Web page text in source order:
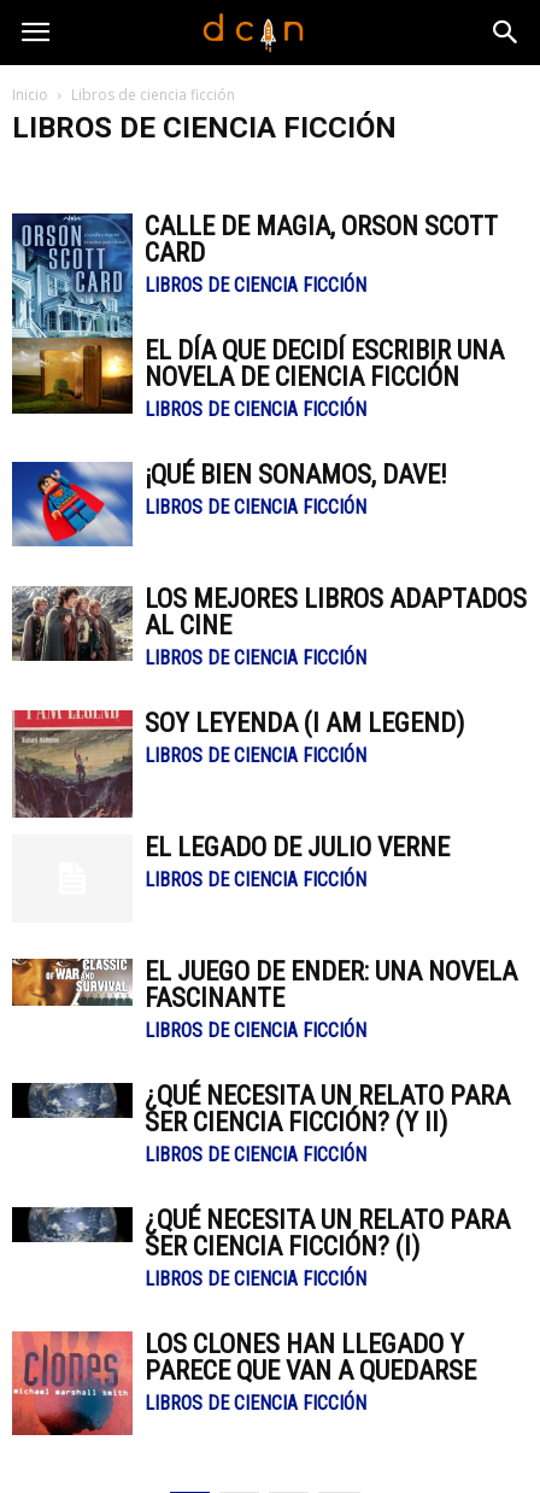
Inicio Libros de ciencia ficción
LIBROS DE CIENCIA FICCIÓN
Personajes de ciencia ficción
Series de ciencia ficción
Videojuegos de ciencia ficción
CALLE DE MAGIA, ORSON SCOTT
CARD
LIBROS DE CIENCIA FICCIÓN
EL DÍA QUE DECIDÍ ESCRIBIR UNA
NOVELA DE CIENCIA FICCIÓN
LIBROS DE CIENCIA FICCIÓN
¡QUÉ BIEN SONAMOS, DAVE!
LIBROS DE CIENCIA FICCIÓN
LOS MEJORES LIBROS ADAPTADOS
AL CINE
LIBROS DE CIENCIA FICCIÓN
SOY LEYENDA (I AM LEGEND)
LIBROS DE CIENCIA FICCIÓN
EL LEGADO DE JULIO VERNE
LIBROS DE CIENCIA FICCIÓN
EL JUEGO DE ENDER: UNA NOVELA
FASCINANTE
LIBROS DE CIENCIA FICCIÓN
¿QUÉ NECESITA UN RELATO PARA
SER CIENCIA FICCIÓN? (Y II)
LIBROS DE CIENCIA FICCIÓN
¿QUÉ NECESITA UN RELATO PARA
SER CIENCIA FICCIÓN? (I)
LIBROS DE CIENCIA FICCIÓN
LOS CLONES HAN LLEGADO Y
PARECE QUE VAN A QUEDARSE
LIBROS DE CIENCIA FICCIÓN